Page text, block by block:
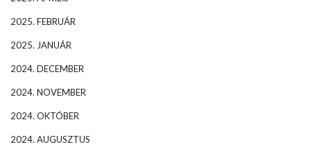
2025. FEBRUÁR
2025. JANUÁR
2024. DECEMBER
2024. NOVEMBER
2024. OKTÓBER
2024. AUGUSZTUS